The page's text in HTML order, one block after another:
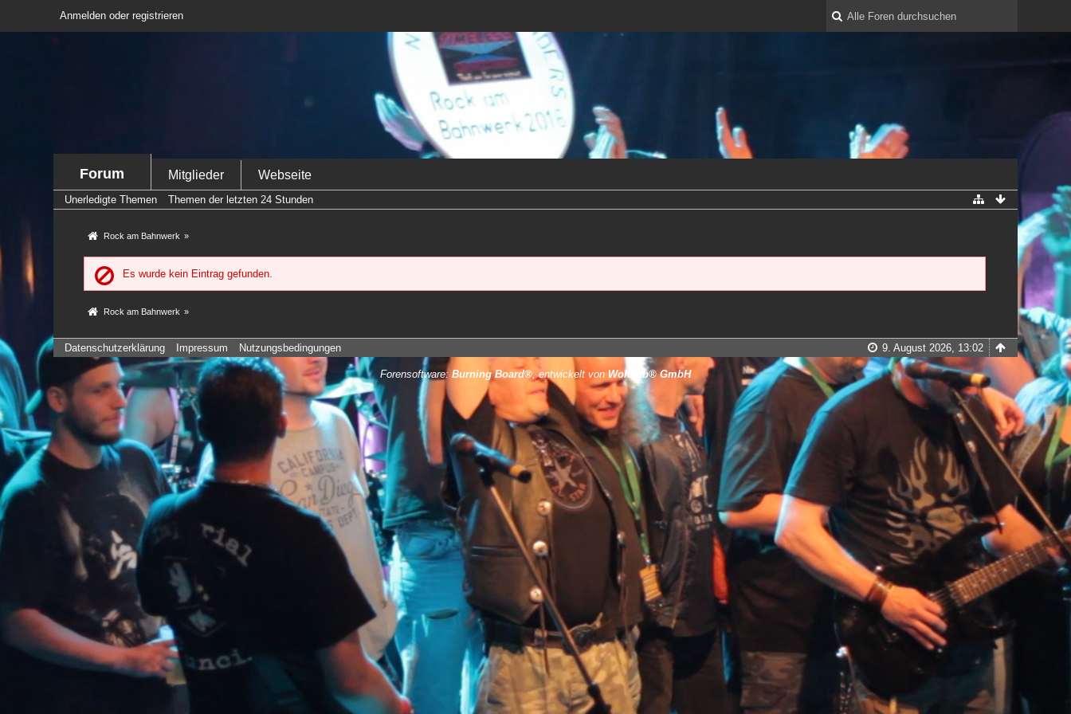
Anmelden oder registrieren
Forum Mitglieder Webseite
Unerledigte Themen Themen der letzten 24 Stunden
Rock am Bahnwerk »
Es wurde kein Eintrag gefunden.
Rock am Bahnwerk »
Datenschutzerklärung Impressum Nutzungsbedingungen 9. August 2026, 13:02
Forensoftware: Burning Board®, entwickelt vonWoltLab® GmbH